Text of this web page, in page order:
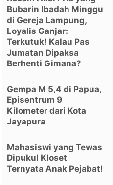
Bubarin Ibadah Minggu
di Gereja Lampung,
Loyalis Ganjar:
Terkutuk! Kalau Pas
Jumatan Dipaksa
Berhenti Gimana?
Gempa M 5,4 di Papua,
Episentrum 9
Kilometer dari Kota
Jayapura
Mahasiswi yang Tewas
Dipukul Kloset
Ternyata Anak Pejabat!